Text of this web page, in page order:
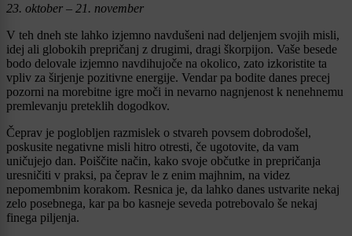
23. oktober – 21. november
V teh dneh ste lahko izjemno navdušeni nad deljenjem svojih misli,
idej ali globokih prepričanj z drugimi, dragi škorpijon. Vaše besede
bodo delovale izjemno navdihujoče na okolico, zato izkoristite ta
vpliv za širjenje pozitivne energije. Vendar pa bodite danes precej
pozorni na morebitne igre moči in nevarno nagnjenost k nenehnemu
premlevanju preteklih dogodkov.
Čeprav je poglobljen razmislek o stvareh povsem dobrodošel,
poskusite negativne misli hitro otresti, če ugotovite, da vam
uničujejo dan. Poiščite način, kako svoje občutke in prepričanja
uresničiti v praksi, pa čeprav le z enim majhnim, na videz
nepomembnim korakom. Resnica je, da lahko danes ustvarite nekaj
zelo posebnega, kar pa bo kasneje seveda potrebovalo še nekaj
finega piljenja.